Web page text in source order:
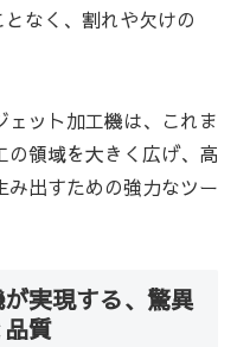
なく、割れや欠けの
ット加工機は、これま
の領域を大きく広げ、高
み出すための強力なツー
実現する、驚異
質